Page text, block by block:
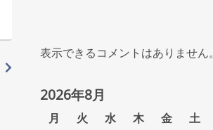
表示できるコメントはありません。
2026年8月
月 火 水 木 金 土